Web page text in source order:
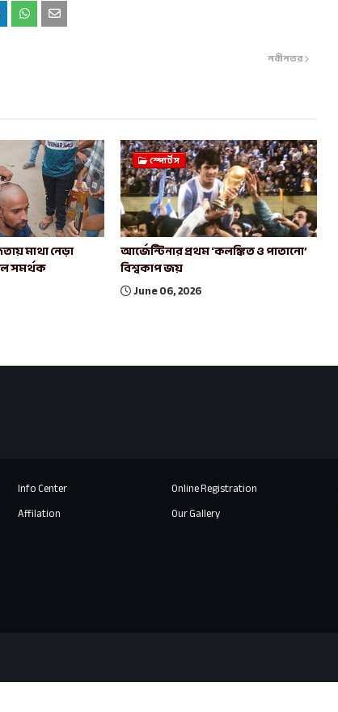
নবীনতর
মাথা নেড়া
সমর্থক
স্পোর্টস
আর্জেন্টিনার প্রথম ‘কলঙ্কিত ও পাতানো’
বিশ্বকাপ জয়
June 06, 2026
Info Center
Online Registration
Affilation
Our Gallery